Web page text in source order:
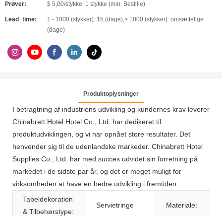
Prøver: $ 5,00/stykke, 1 stykke (min. Bestille)
Lead_time:
1 - 1000 (stykker): 15 (dage),> 1000 (stykker): omsættelige
(dage)
Produktoplysninger
I betragtning af industriens udvikling og kundernes krav leverer
Chinabrett Hotel Hotel Co., Ltd. har dedikeret til
produktudviklingen, og vi har opnået store resultater. Det
henvender sig til de udenlandske markeder. Chinabrett Hotel
Supplies Co., Ltd. har med succes udvidet sin forretning på
markedet i de sidste par år, og det er meget muligt for
virksomheden at have en bedre udvikling i fremtiden.
Tabeldekoration
& Tilbehørstype:
Servietringe Materiale: